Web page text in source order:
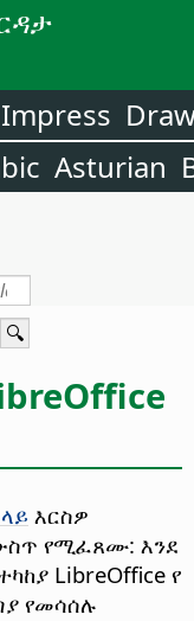
Impress
Asturian
እርስዎ
የሚፈጸሙ: እንደ
LibreOffice የ
የመሳሰሉ